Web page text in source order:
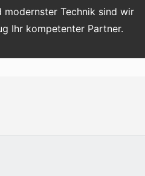
modernster Technik sind wir
Ihr kompetenter Partner.